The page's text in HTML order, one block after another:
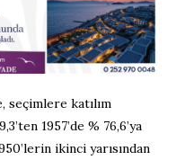
seçimlere katılım
1957’de % 76,6’ya
ikinci yarısından